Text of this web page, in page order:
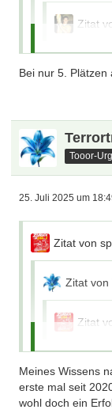
Zitat
10. Platz
Edit: plus
Weder dem
kannste jeden
wichtig.
Genau die von
2mio./Jahr
Bei nur 5.
Tooor-
25. Juli 2025 um
Zitat von
Zitat von
Zitat
5. Platz
10.
Bei nur 5.
Meines Wissens
erste mal seit
wohl doch ein